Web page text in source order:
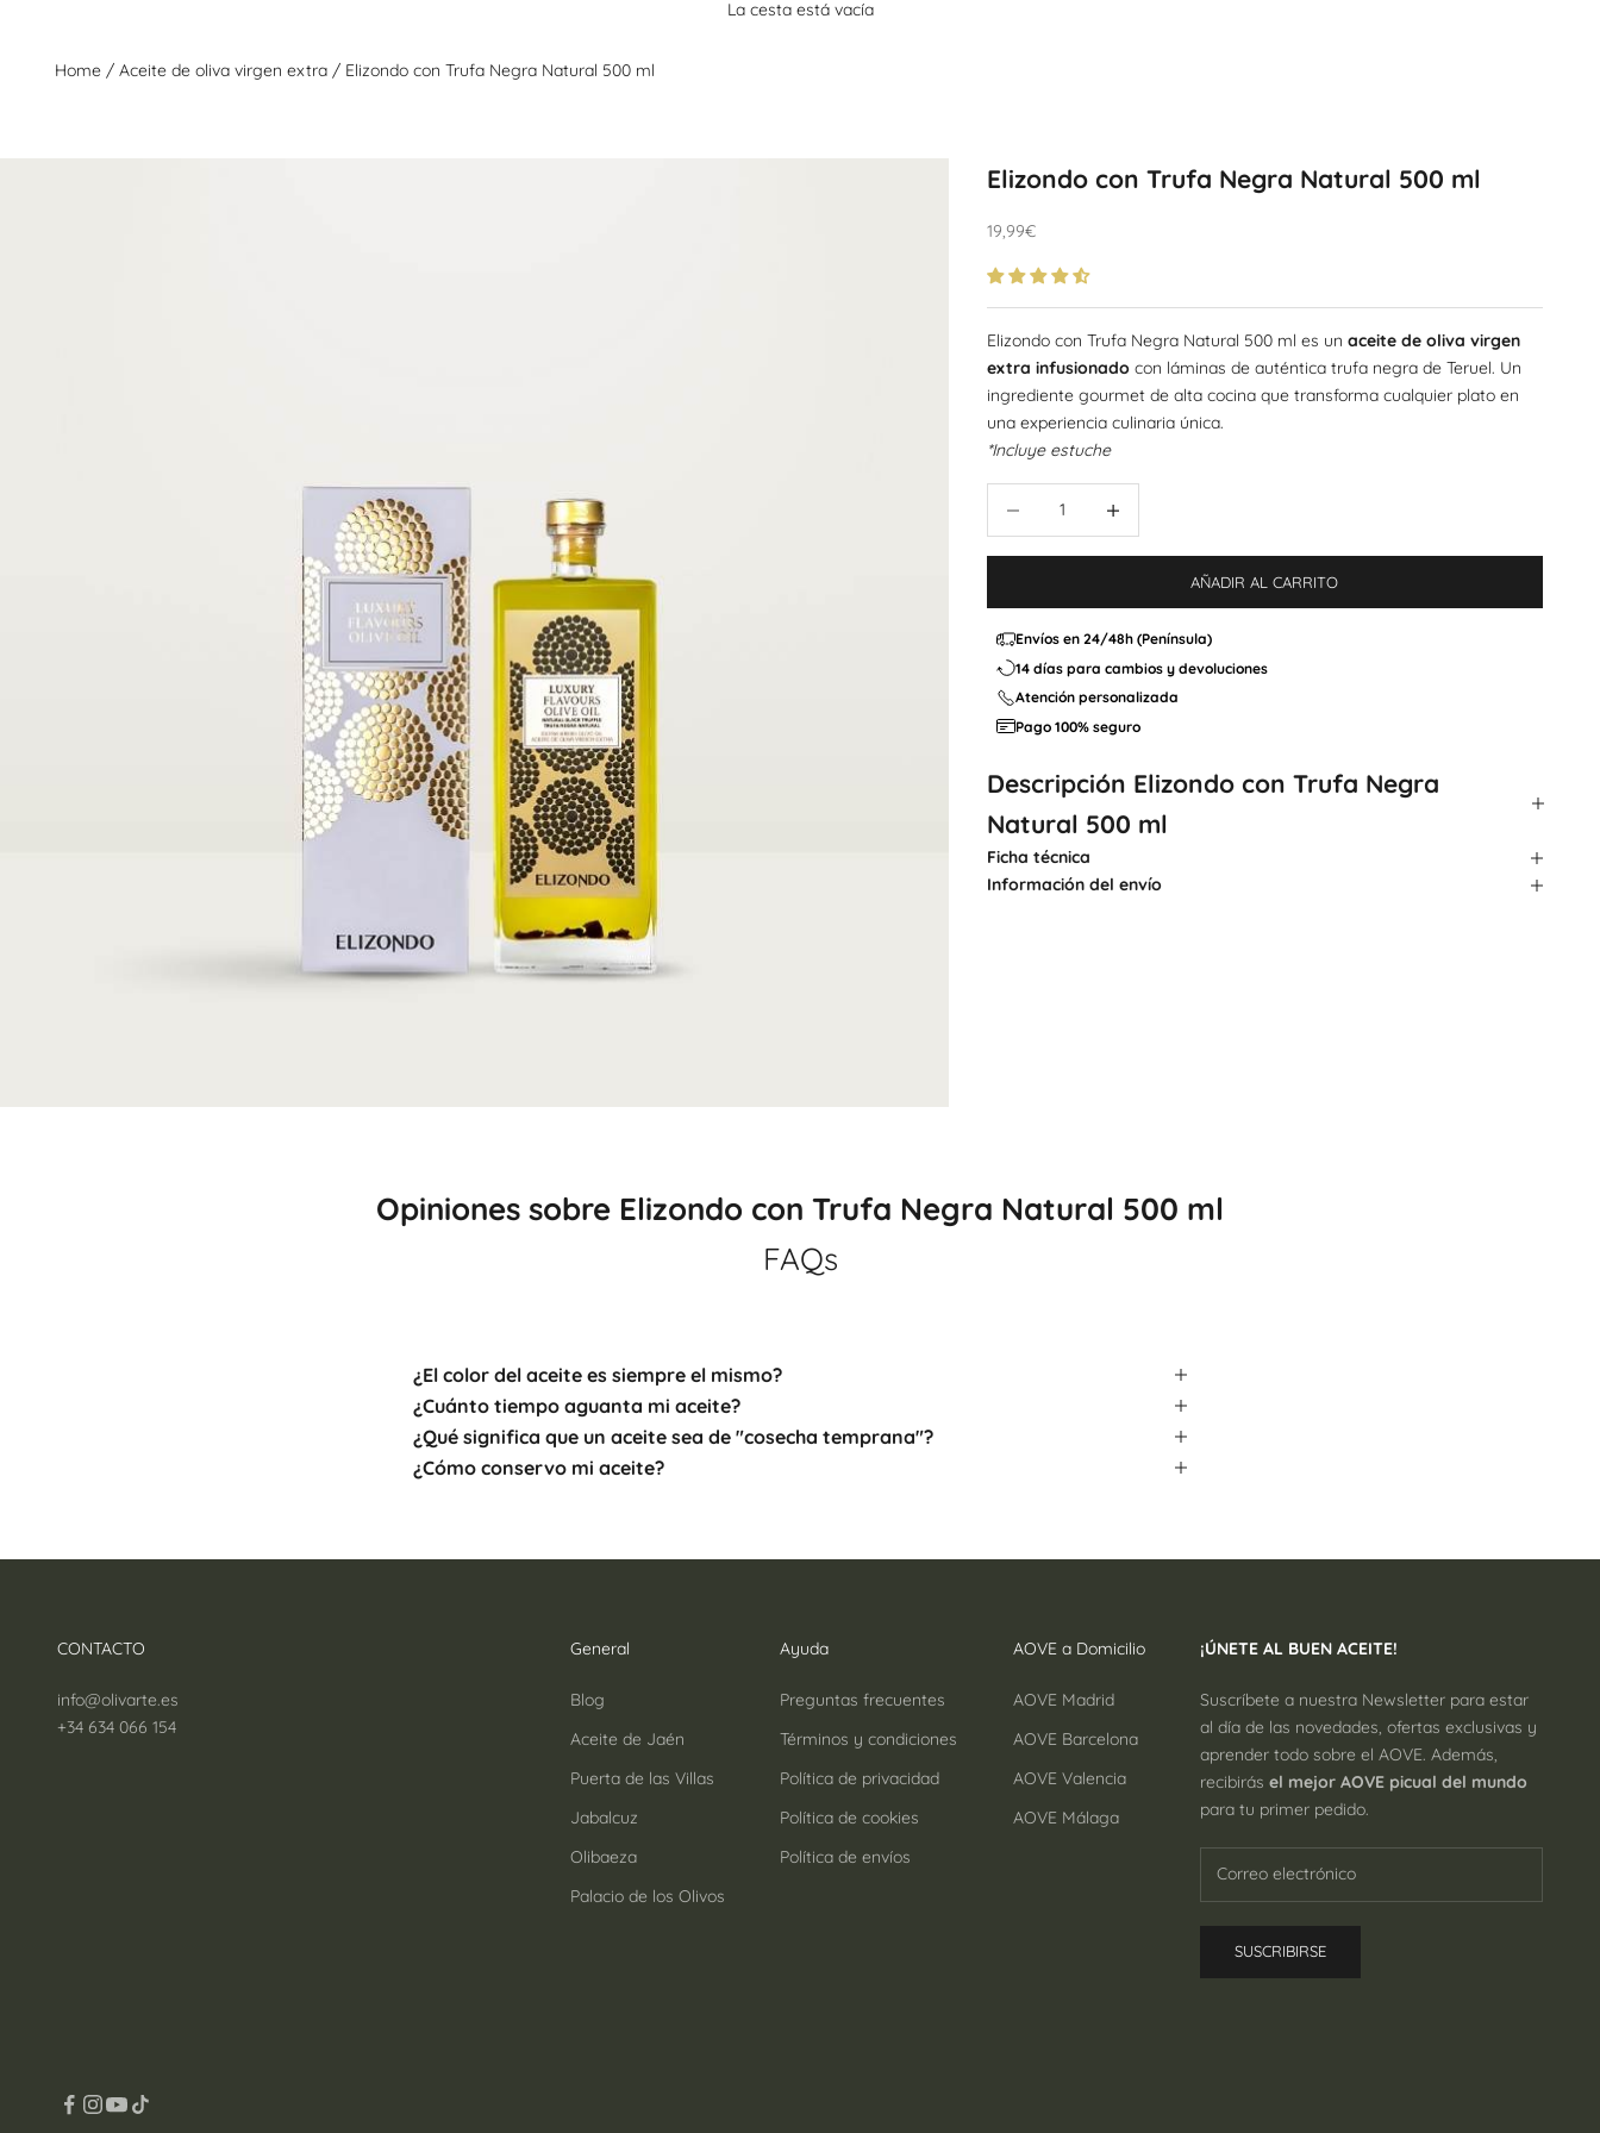
–¡
La cesta está vacía
Home /Aceite de oliva virgen extra / Elizondo con Trufa Negra Natural 500 ml
Elizondo con Trufa Negra Natural 500 ml
Precio de oferta
19,99€
Elizondo con Trufa Negra Natural 500 ml es un aceite de oliva virgen
extra infusionadocon láminas de auténtica trufa negra de Teruel. Un
ingrediente gourmet de alta cocina que transforma cualquier plato en
una experiencia culinaria única.
*Incluye estuche
AÑADIR AL CARRITO
Envíos en 24/48h (Península)
14 días para cambios y devoluciones
Atención personalizada
Pago 100% seguro
Descripción Elizondo con Trufa Negra
Natural 500 ml
Ficha técnica
Información del envío
Opiniones sobre Elizondo con Trufa Negra Natural 500 ml
FAQs
¿El color del aceite es siempre el mismo?
¿Cuánto tiempo aguanta mi aceite?
¿Qué significa que un aceite sea de "cosecha temprana"?
¿Cómo conservo mi aceite?
CONTACTO
info@olivarte.es
+34 634 066 154
General
Blog
Aceite de Jaén
Puerta de las Villas
Jabalcuz
Olibaeza
Palacio de los Olivos
Ayuda
Preguntas frecuentes
Términos y condiciones
Política de privacidad
Política de cookies
Política de envíos
AOVE a Domicilio
AOVE Madrid
AOVE Barcelona
AOVE Valencia
AOVE Málaga
¡ÚNETE AL BUEN ACEITE!
Suscríbete a nuestra Newsletter para estar
al día de las novedades, ofertas exclusivas y
aprender todo sobre el AOVE. Además,
recibirás el mejor AOVE picual del mundo
para tu primer pedido.
SUSCRIBIRSE